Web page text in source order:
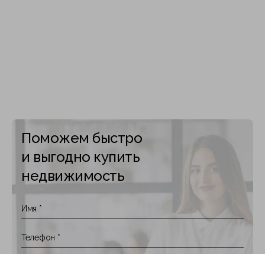
Поможем быстро
и выгодно купить
недвижимость